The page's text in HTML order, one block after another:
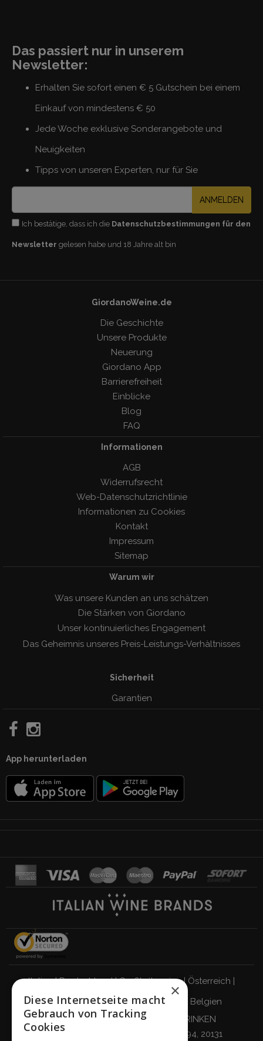
Das passiert nur in unserem
Newsletter:
Erhalten Sie sofort einen € 5 Gutschein bei einem
Einkauf von mindestens € 50
Jede Woche exklusive Sonderangebote und
Neuigkeiten
Tipps von unseren Experten, nur für Sie
ANMELDEN
Ich bestätige, dass ich die Datenschutzbestimmungen für den
Newsletter gelesen habe und 18 Jahre alt bin
GiordanoWeine.de
Die Geschichte
Unsere Produkte
Neuerung
Giordano App
Barrierefreiheit
Einblicke
Blog
FAQ
Informationen
AGB
Widerrufsrecht
Web-Datenschutzrichtlinie
Informationen zu Cookies
Kontakt
Impressum
Sitemap
Warum wir
Was unsere Kunden an uns schätzen
Die Stärken von Giordano
Unser kontinuierliches Engagement
Das Geheimnis unseres Preis-Leistungs-Verhàltnisses
Sicherheit
Garantien
App herunterladen
Italien|Deutschland|Großbritannien| Österreich |
Schweiz|Niederlande|Frankreich
Belgien
VERANTWORTUNGSBEWUSST TRINKEN
Giordano Vini S.p.A.
Viale Abruzzi 94, 20131
×
Diese Internetseite macht
Gebrauch von Tracking
Cookies